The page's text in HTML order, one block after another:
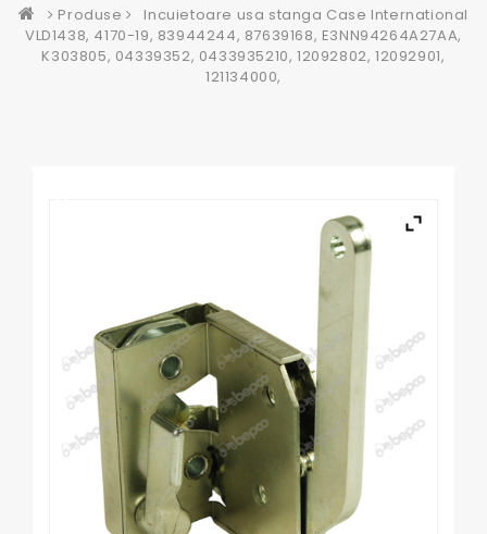
Produse
Incuietoare usa stanga Case International
VLD1438, 4170-19, 83944244, 87639168, E3NN94264A27AA,
K303805, 04339352, 0433935210, 12092802, 12092901,
121134000,